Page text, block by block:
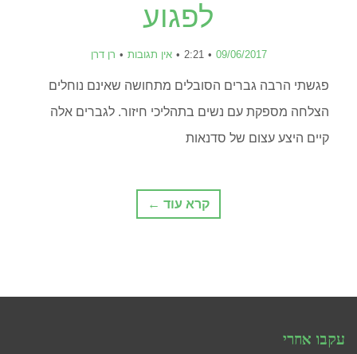
לפגוע
09/06/2017
2:21 אין תגובות רן דרן
פגשתי הרבה גברים הסובלים מתחושה שאינם נוחלים
הצלחה מספקת עם נשים בתהליכי חיזור. לגברים אלה
קיים היצע עצום של סדנאות
קרא עוד ←
עקבו אחרי